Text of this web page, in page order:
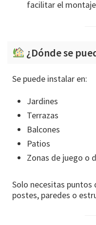
facilitar el
¿Dónde se
Se puede instalar en:
Jardines
Terrazas
Balcones
Patios
Zonas de juego o
Solo necesitas puntos
postes, paredes o